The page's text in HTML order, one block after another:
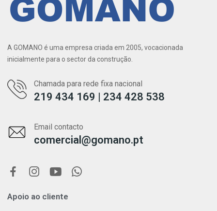
A GOMANO é uma empresa criada em 2005, vocacionada
inicialmente para o sector da construção.
Chamada para rede fixa nacional
219 434 169 | 234 428 538
Email contacto
comercial@gomano.pt
Apoio ao cliente